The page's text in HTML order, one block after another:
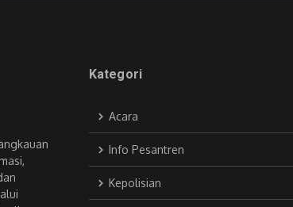
Kategori
Acara
Info Pesantren
Kepolisian